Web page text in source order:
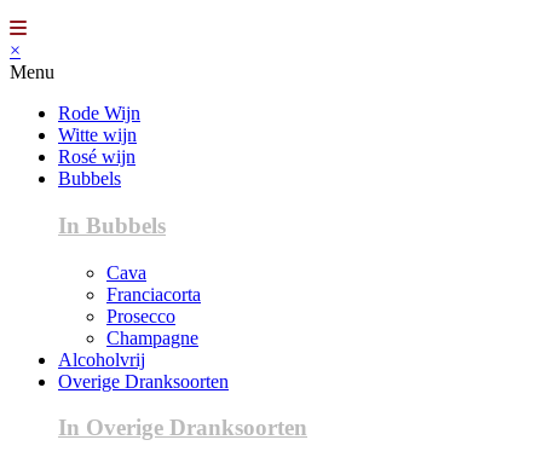
×
Menu
Rode Wijn
Witte wijn
Rosé wijn
Bubbels
In Bubbels
Cava
Franciacorta
Prosecco
Champagne
Alcoholvrij
Overige Dranksoorten
In Overige Dranksoorten